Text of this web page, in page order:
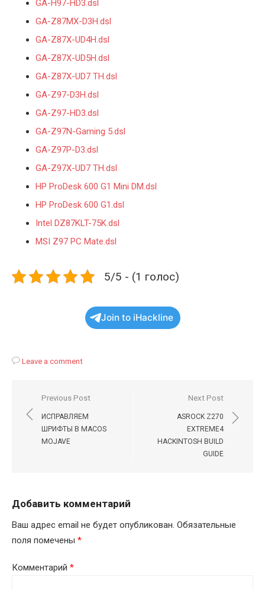
GA-H97-HD3.dsl
GA-Z87MX-D3H.dsl
GA-Z87X-UD4H.dsl
GA-Z87X-UD5H.dsl
GA-Z87X-UD7 TH.dsl
GA-Z97-D3H.dsl
GA-Z97-HD3.dsl
GA-Z97N-Gaming 5.dsl
GA-Z97P-D3.dsl
GA-Z97X-UD7 TH.dsl
HP ProDesk 600 G1 Mini DM.dsl
HP ProDesk 600 G1.dsl
Intel DZ87KLT-75K.dsl
MSI Z97 PC Mate.dsl
5/5 - (1 голос)
Join to iHackline
Leave a comment
Навигация
по
записям
Previous Post
ИСПРАВЛЯЕМ
ШРИФТЫ В MACOS
MOJAVE
Next Post
ASROCK Z270
EXTREME4
HACKINTOSH BUILD
GUIDE
Добавить комментарий
Ваш адрес email не будет опубликован. Обязательные
поля помечены *
Комментарий *